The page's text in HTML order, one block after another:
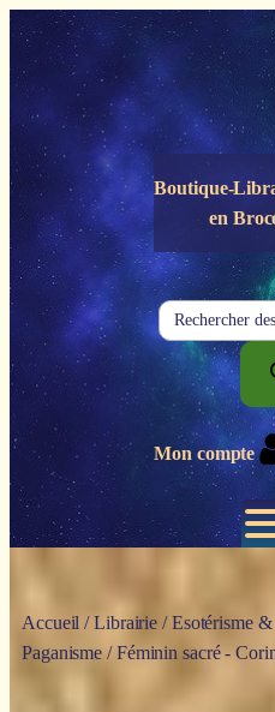
Panneau de gestion des cookies
Boutique-
en
Recherche
de
produits
Mon compte
Accueil /Librairie /Esotérisme
Paganisme / Féminin sacré -